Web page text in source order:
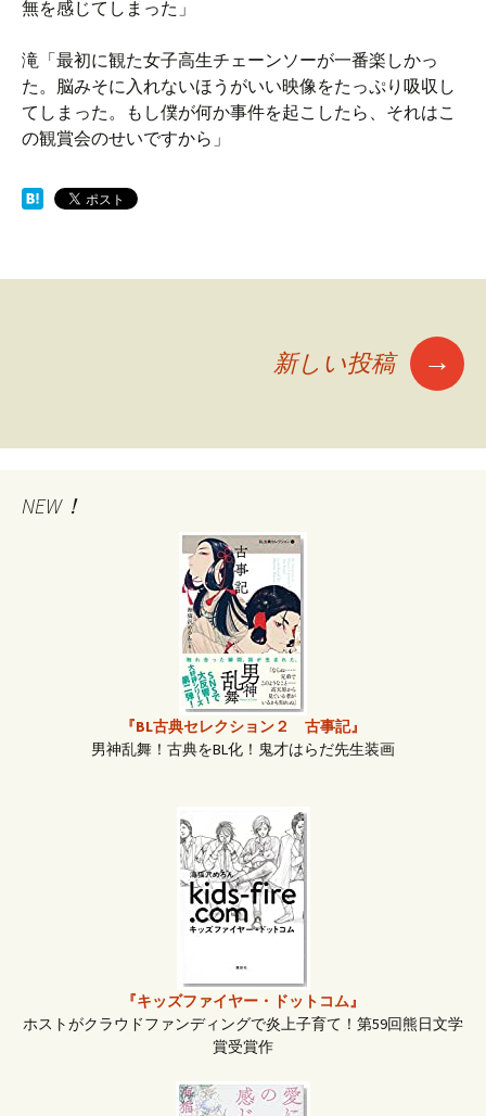
無を感じてしまった」
滝「最初に観た女子高生チェーンソーが一番楽しかっ
た。脳みそに入れないほうがいい映像をたっぷり吸収し
てしまった。もし僕が何か事件を起こしたら、それはこ
の観賞会のせいですから」
稿
ナ
新しい投稿 →
NEW！
『BL古典セレクション２ 古事記』
男神乱舞！古典をBL化！鬼才はらだ先生装画
『キッズファイヤー・ドットコム』
ホストがクラウドファンディングで炎上子育て！第59回熊日文学
賞受賞作